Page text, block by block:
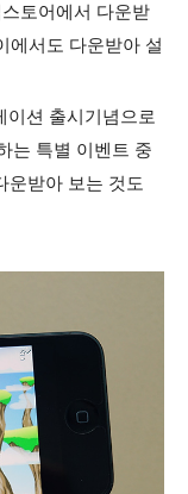
토어에서 다운받
에서도 다운받아 설
이션 출시기념으로
는 특별 이벤트 중
운받아 보는 것도